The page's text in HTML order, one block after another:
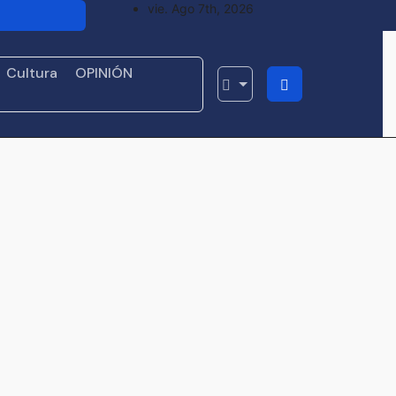
de
vie. Ago 7th, 2026
Cultura
OPINIÓN